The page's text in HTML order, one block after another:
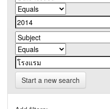
Start a new search